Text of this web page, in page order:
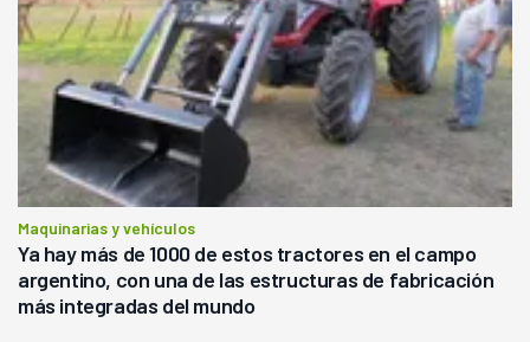
Maquinarias y vehículos
Ya hay más de 1000 de estos tractores en el campo
argentino, con una de las estructuras de fabricación
más integradas del mundo